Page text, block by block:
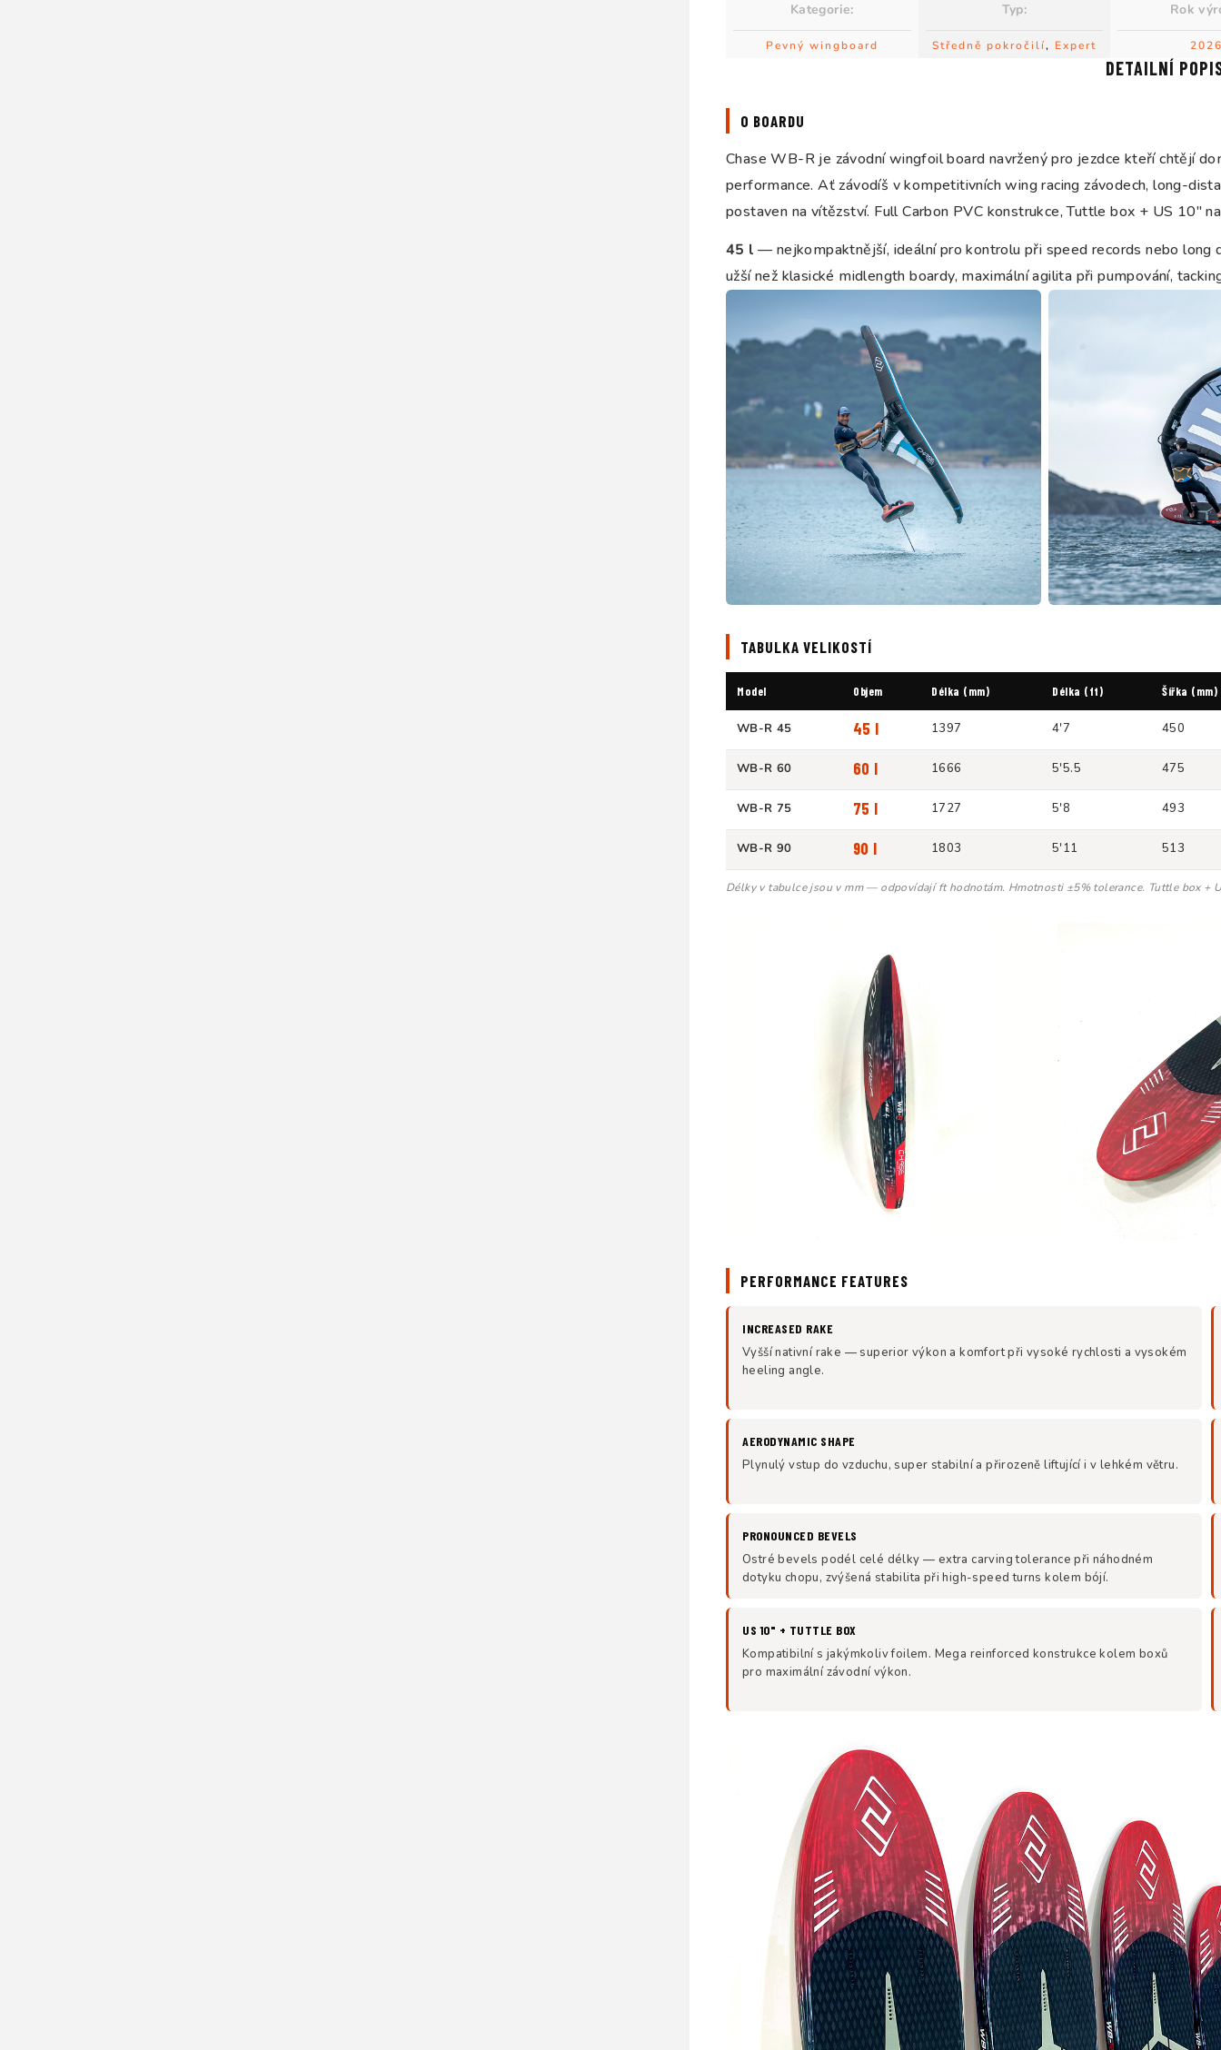
DETAILNÍ
O BOARDU
Chase WB-R je závodní wingfoil board navržený pro jezdce kteří chtějí
performance. Ať závodíš v kompetitivních wing racing závodech, long-
postaven na vítězství. Full Carbon PVC konstrukce, Tuttle box + US 10"
45 l — nejkompaktnější, ideální pro kontrolu při speed records nebo long
užší než klasické midlength boardy, maximální agilita při pumpování,
TABULKA VELIKOSTÍ
Model Objem Délka (mm) Délka (ft) Šířka (mm)
WB-R 45 45 l 1397 4'7 450
WB-R 60 60 l 1666 5'5.5 475
WB-R 75 75 l 1727 5'8 493
WB-R 90 90 l 1803 5'11 513
Délky v tabulce jsou v mm — odpovídají ft hodnotám. Hmotnosti ±5% tolerance. Tuttle box +
PERFORMANCE FEATURES
INCREASED RAKE
Vyšší nativní rake — superior výkon a komfort při vysoké rychlosti a vysokém
heeling angle.
AERODYNAMIC SHAPE
Plynulý vstup do vzduchu, super stabilní a přirozeně liftující i v lehkém větru.
PRONOUNCED BEVELS
Ostré bevels podél celé délky — extra carving tolerance při náhodném
dotyku chopu, zvýšená stabilita při high-speed turns kolem bójí.
US 10" + TUTTLE BOX
Kompatibilní s jakýmkoliv foilem. Mega reinforced konstrukce kolem boxů
pro maximální závodní výkon.
Kategorie:
Pevný wingboard
Typ:
Středně pokročilí, Expert
Rok